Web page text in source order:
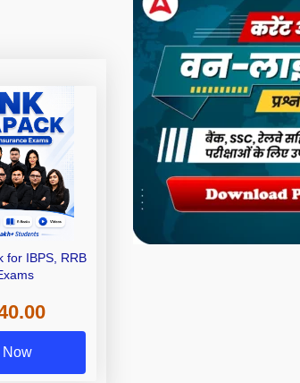
for IBPS, RRB
Now